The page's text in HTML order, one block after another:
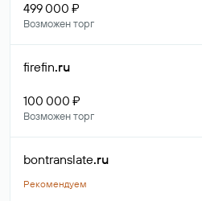
499 000 ₽
Возможен торг
firefin.ru
100 000 ₽
Возможен торг
bontranslate.ru
Рекомендуем